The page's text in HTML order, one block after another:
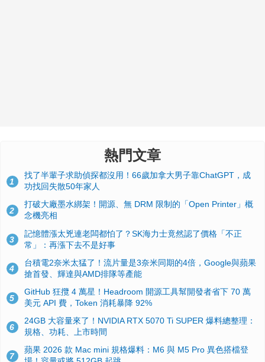
熱門文章
1
找了半輩子求助偵探都沒用！66歲加拿大男子靠ChatGPT，成
功找回失散50年家人
2
打破大廠墨水綁架！開源、無 DRM 限制的「Open Printer」概
念機亮相
3
記憶體漲太兇連老闆都怕了？SK海力士竟然認了價格「不正
常」：再漲下去不是好事
4
台積電2奈米太猛了！流片量是3奈米同期的4倍，Google與蘋果
搶首發、輝達與AMD排隊等產能
5
GitHub 狂攬 4 萬星！Headroom 開源工具幫開發者省下 70 萬
美元 API 費，Token 消耗暴降 92%
6
24GB 大容量來了！NVIDIA RTX 5070 Ti SUPER 爆料總整理：
規格、功耗、上市時間
7
蘋果 2026 款 Mac mini 規格爆料：M6 與 M5 Pro 異色搭檔登